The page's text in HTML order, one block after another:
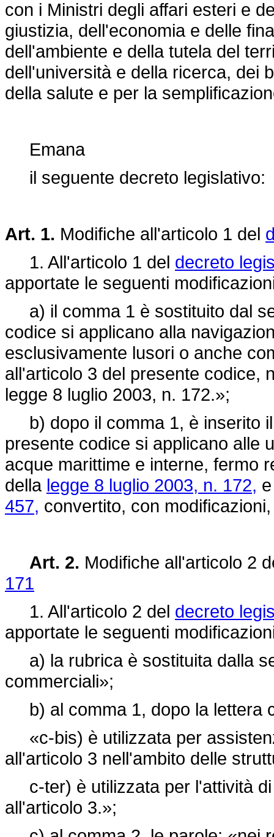
con i Ministri degli affari esteri e
giustizia, dell'economia e delle
dell'ambiente e della tutela del
dell'università e della ricerca, dei
della salute e per la
Emana
il seguente decreto legislativo:
Art. 1. Modifiche all'articolo 1 del
1. All'articolo 1 del decreto
apportate le seguenti
a) il comma 1 è sostituito dal
codice si applicano alla
esclusivamente lusori o anche
all'articolo 3 del presente codice,
legge 8 luglio 2003, n. 172.»;
b) dopo il comma 1, è inserito
presente codice si applicano alle
acque marittime e interne, fermo
della legge 8 luglio 2003, n. 172,
457, convertito, con
Art. 2. Modifiche all'articolo 2
171
1. All'articolo 2 del decreto
apportate le seguenti
a) la rubrica è sostituita dalla
commerciali»;
b) al comma 1, dopo la lettera
«c-bis) è utilizzata per
all'articolo 3 nell'ambito delle
c-ter) è utilizzata per l'attività di
all'articolo 3.»;